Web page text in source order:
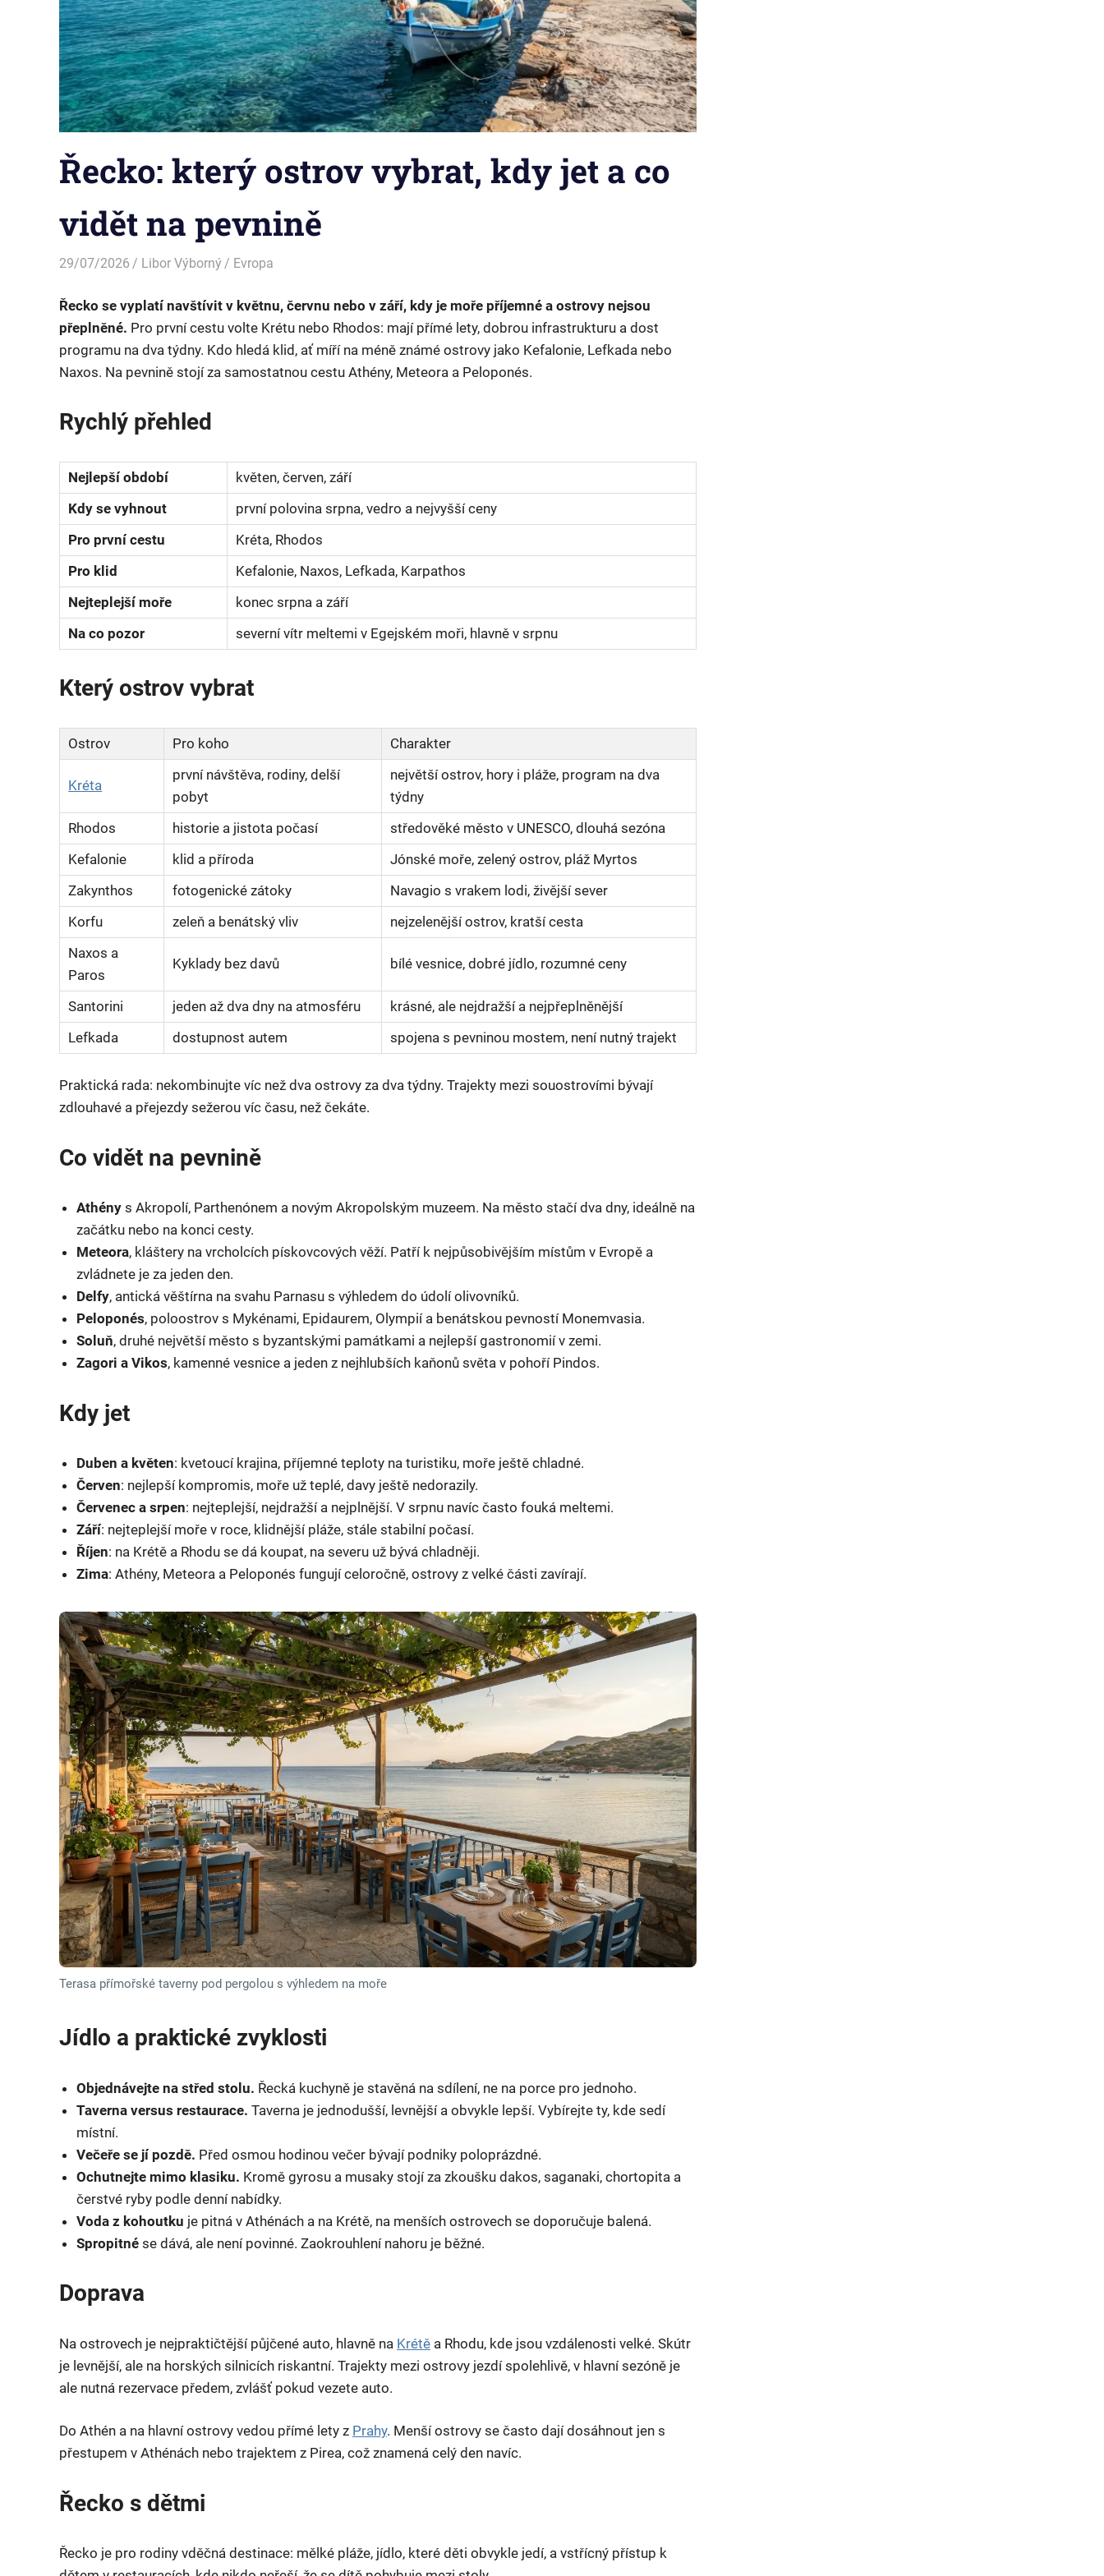
Řecko: který ostrov vybrat, kdy jet a co
vidět na pevnině
29/07/2026 Libor Výborný Evropa
Řecko se vyplatí navštívit v květnu, červnu nebo v září, kdy je moře příjemné a ostrovy nejsou
přeplněné. Pro první cestu volte Krétu nebo Rhodos: mají přímé lety, dobrou infrastrukturu a dost
programu na dva týdny. Kdo hledá klid, ať míří na méně známé ostrovy jako Kefalonie, Lefkada nebo
Naxos. Na pevnině stojí za samostatnou cestu Athény, Meteora a Peloponés.
Rychlý přehled
Nejlepší období
květen, červen, září
Kdy se vyhnout
první polovina srpna, vedro a nejvyšší ceny
Pro první cestu
Kréta, Rhodos
Pro klid
Kefalonie, Naxos, Lefkada, Karpathos
Nejteplejší moře
konec srpna a září
Na co pozor
severní vítr meltemi v Egejském moři, hlavně v srpnu
Který ostrov vybrat
Ostrov Pro koho Charakter
Kréta
první návštěva, rodiny, delší
pobyt
největší ostrov, hory i pláže, program na dva
týdny
Rhodos
historie a jistota počasí
středověké město v UNESCO, dlouhá sezóna
Kefalonie
klid a příroda
Jónské moře, zelený ostrov, pláž Myrtos
Zakynthos
fotogenické zátoky
Navagio s vrakem lodi, živější sever
Korfu
zeleň a benátský vliv
nejzelenější ostrov, kratší cesta
Naxos a
Paros
Kyklady bez davů bílé vesnice, dobré jídlo, rozumné ceny
Santorini jeden až dva dny na atmosféru
krásné, ale nejdražší a nejpřeplněnější
Lefkada
dostupnost autem spojena s pevninou mostem, není nutný trajekt
Praktická rada: nekombinujte víc než dva ostrovy za dva týdny. Trajekty mezi souostrovími bývají
zdlouhavé a přejezdy sežerou víc času, než čekáte.
Co vidět na pevnině
Athény s Akropolí, Parthenónem a novým Akropolským muzeem. Na město stačí dva dny, ideálně na
začátku nebo na konci cesty.
Meteora, kláštery na vrcholcích pískovcových věží. Patří k nejpůsobivějším místům v Evropě a
zvládnete je za jeden den.
Delfy, antická věštírna na svahu Parnasu s výhledem do údolí olivovníků.
Peloponés, poloostrov s Mykénami, Epidaurem, Olympií a benátskou pevností Monemvasia.
Soluň, druhé největší město s byzantskými památkami a nejlepší gastronomií v zemi.
Zagori a Vikos, kamenné vesnice a jeden z nejhlubších kaňonů světa v pohoří Pindos.
Kdy jet
Duben a květen: kvetoucí krajina, příjemné teploty na turistiku, moře ještě chladné.
Červen: nejlepší kompromis, moře už teplé, davy ještě nedorazily.
Červenec a srpen: nejteplejší, nejdražší a nejplnější. V srpnu navíc často fouká meltemi.
Září: nejteplejší moře v roce, klidnější pláže, stále stabilní počasí.
Říjen: na Krétě a Rhodu se dá koupat, na severu už bývá chladněji.
Zima: Athény, Meteora a Peloponés fungují celoročně, ostrovy z velké části zavírají.
Terasa přímořské taverny pod pergolou s výhledem na moře
Jídlo a praktické zvyklosti
Objednávejte na střed stolu. Řecká kuchyně je stavěná na sdílení, ne na porce pro jednoho.
Taverna versus restaurace. Taverna je jednodušší, levnější a obvykle lepší. Vybírejte ty, kde sedí
místní.
Večeře se jí pozdě. Před osmou hodinou večer bývají podniky poloprázdné.
Ochutnejte mimo klasiku. Kromě gyrosu a musaky stojí za zkoušku dakos, saganaki, chortopita a
čerstvé ryby podle denní nabídky.
Voda z kohoutku je pitná v Athénách a na Krétě, na menších ostrovech se doporučuje balená.
Spropitné se dává, ale není povinné. Zaokrouhlení nahoru je běžné.
Doprava
Na ostrovech je nejpraktičtější půjčené auto, hlavně na Krétě a Rhodu, kde jsou vzdálenosti velké. Skútr
je levnější, ale na horských silnicích riskantní. Trajekty mezi ostrovy jezdí spolehlivě, v hlavní sezóně je
ale nutná rezervace předem, zvlášť pokud vezete auto.
Do Athén a na hlavní ostrovy vedou přímé lety z Prahy. Menší ostrovy se často dají dosáhnout jen s
přestupem v Athénách nebo trajektem z Pirea, což znamená celý den navíc.
Řecko s dětmi
Řecko je pro rodiny vděčná destinace: mělké pláže, jídlo, které děti obvykle jedí, a vstřícný přístup k